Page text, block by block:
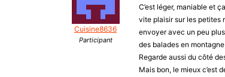
Cuisine8636
Participant
C’est léger, maniable et
vite plaisir sur les petites
envoyer avec un peu
des balades en
Regarde aussi du côté
Mais bon, le mieux c’est